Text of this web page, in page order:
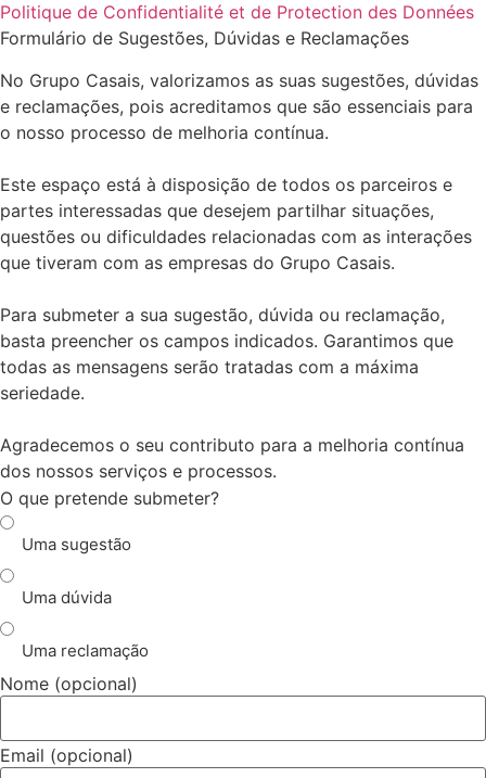
Politique de Confidentialité et de Protection des Données
Formulário de Sugestões, Dúvidas e Reclamações
No Grupo Casais, valorizamos as suas sugestões, dúvidas
e reclamações, pois acreditamos que são essenciais para
o nosso processo de melhoria contínua.
Este espaço está à disposição de todos os parceiros e
partes interessadas que desejem partilhar situações,
questões ou dificuldades relacionadas com as interações
que tiveram com as empresas do Grupo Casais.
Para submeter a sua sugestão, dúvida ou reclamação,
basta preencher os campos indicados. Garantimos que
todas as mensagens serão tratadas com a máxima
seriedade.
Agradecemos o seu contributo para a melhoria contínua
dos nossos serviços e processos.
O que pretende submeter?
Uma sugestão
Uma dúvida
Uma reclamação
Nome (opcional)
Email (opcional)